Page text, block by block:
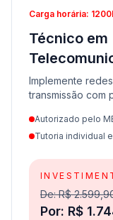
Carga horária:
Técnico em
Implemente
transmissão com
Autorizado pelo
Tutoria individual
De: R$
Por: R$